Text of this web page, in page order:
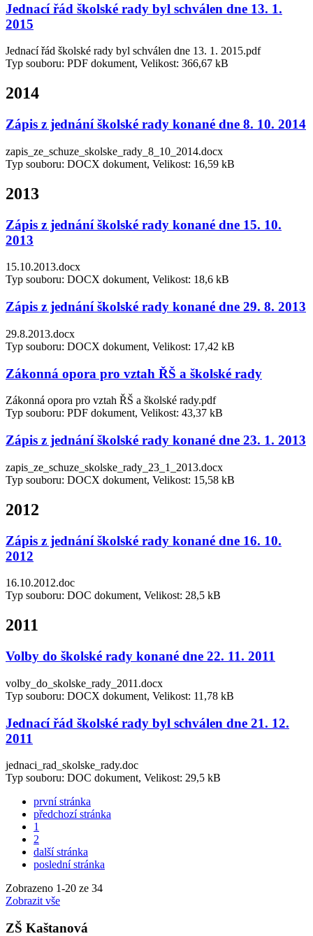
Jednací řád školské rady byl schválen dne 13. 1.
2015
Jednací řád školské rady byl schválen dne 13. 1. 2015.pdf
Typ souboru: PDF dokument, Velikost: 366,67 kB
2014
Zápis z jednání školské rady konané dne 8. 10. 2014
zapis_ze_schuze_skolske_rady_8_10_2014.docx
Typ souboru: DOCX dokument, Velikost: 16,59 kB
2013
Zápis z jednání školské rady konané dne 15. 10.
2013
15.10.2013.docx
Typ souboru: DOCX dokument, Velikost: 18,6 kB
Zápis z jednání školské rady konané dne 29. 8. 2013
29.8.2013.docx
Typ souboru: DOCX dokument, Velikost: 17,42 kB
Zákonná opora pro vztah ŘŠ a školské rady
Zákonná opora pro vztah ŘŠ a školské rady.pdf
Typ souboru: PDF dokument, Velikost: 43,37 kB
Zápis z jednání školské rady konané dne 23. 1. 2013
zapis_ze_schuze_skolske_rady_23_1_2013.docx
Typ souboru: DOCX dokument, Velikost: 15,58 kB
2012
Zápis z jednání školské rady konané dne 16. 10.
2012
16.10.2012.doc
Typ souboru: DOC dokument, Velikost: 28,5 kB
2011
Volby do školské rady konané dne 22. 11. 2011
volby_do_skolske_rady_2011.docx
Typ souboru: DOCX dokument, Velikost: 11,78 kB
Jednací řád školské rady byl schválen dne 21. 12.
2011
jednaci_rad_skolske_rady.doc
Typ souboru: DOC dokument, Velikost: 29,5 kB
první stránka
předchozí stránka
1
2
další stránka
poslední stránka
Zobrazeno 1-20 ze 34
Zobrazit vše
ZŠ Kaštanová